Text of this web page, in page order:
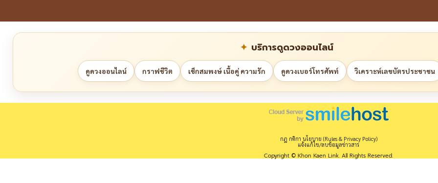
บริการดูดวงออนไลน์
ดูดวงออนไลน์ กราฟชีวิต เช็กสมพงษ์ เนื้อคู่ ความรัก ดูดวงเบอร์โทรศัพท์ วิเคราะห์เลขบัตรประชาชน
กฎ กติกา นโยบาย (Rules & Privacy Policy)
แจ้งแก้ไข/ลบข้อมูลข่าวสาร
Copyright © Khon Kaen Link. All Rights Reserved.